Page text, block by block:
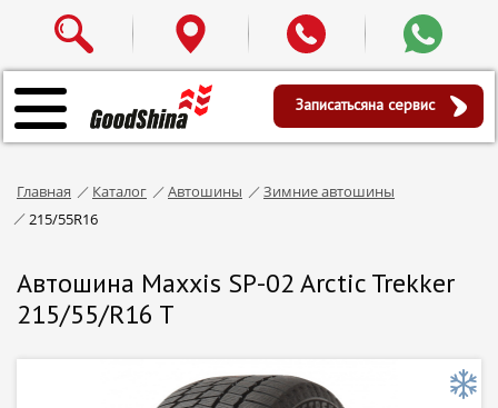
Записатьсяна сервис
Главная Каталог Автошины
Зимние автошины
215/55R16
Автошина Maxxis SP-02 Arctic Trekker
215/55/R16 T